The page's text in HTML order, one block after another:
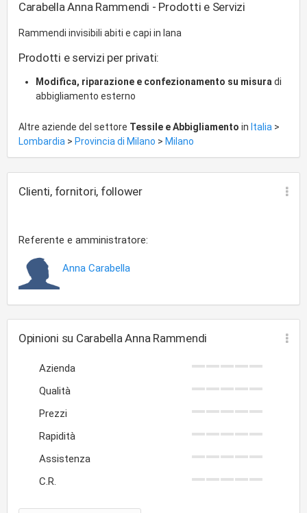
Carabella Anna Rammendi - Prodotti e Servizi
Rammendi invisibili abiti e capi in lana
Prodotti e servizi per privati:
Modifica, riparazione e confezionamento su misura di
abbigliamento esterno
Altre aziende del settore Tessile e Abbigliamento in Italia >
Lombardia > Provincia di Milano > Milano
Clienti, fornitori, follower
Referente e amministratore:
Anna Carabella
Opinioni su Carabella Anna Rammendi
Azienda
Qualità
Prezzi
Rapidità
Assistenza
C.R.